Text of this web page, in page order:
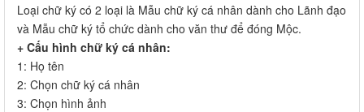
Loại chữ ký có 2 loại là Mẫu chữ ký cá nhân dành cho Lãnh đạo
và Mẫu chữ ký tổ chức dành cho văn thư để đóng Mộc.
+ Cấu hình chữ ký cá nhân:
1: Họ tên
2: Chọn chữ ký cá nhân
3: Chọn hình ảnh